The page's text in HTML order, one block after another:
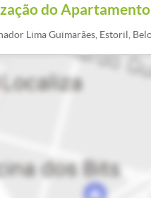
do Apartamento
Lima Guimarães, Estoril,